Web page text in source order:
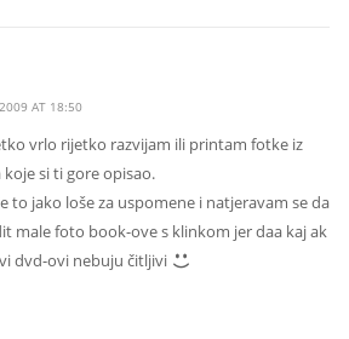
AT 18:50
vrlo rijetko razvijam ili printam fotke iz
koje si ti gore opisao.
to jako loše za uspomene i natjeravam se da
male foto book-ove s klinkom jer daa kaj ak
dvd-ovi nebuju čitljivi